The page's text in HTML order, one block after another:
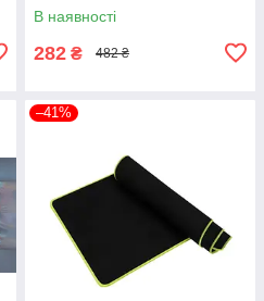
В наявності
282 ₴ 482 ₴
–41%